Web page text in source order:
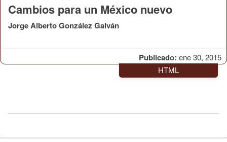
Publicado: ene 30, 2015
Cambios para un México nuevo
Jorge Alberto González Galván
HTML